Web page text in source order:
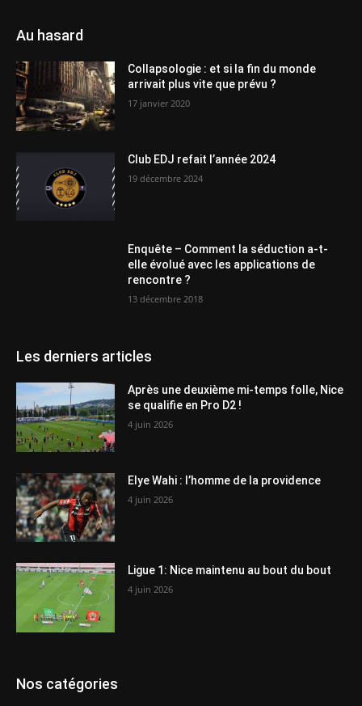
Au hasard
Collapsologie : et si la fin du monde
arrivait plus vite que prévu ?
17 janvier 2020
Club EDJ refait l’année 2024
19 décembre 2024
Enquête – Comment la séduction a-t-
elle évolué avec les applications de
rencontre ?
13 décembre 2018
Les derniers articles
Après une deuxième mi-temps folle, Nice
se qualifie en Pro D2 !
4 juin 2026
Elye Wahi : l’homme de la providence
4 juin 2026
Ligue 1: Nice maintenu au bout du bout
4 juin 2026
Nos catégories